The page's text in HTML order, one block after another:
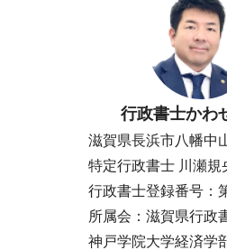
行政書士かわ
滋賀県長浜市八幡中
特定行政書士 川瀬規
行政書士登録番号：
所属会：滋賀県行政
神戸学院大学経済学